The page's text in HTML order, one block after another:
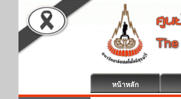
หน้าหลัก